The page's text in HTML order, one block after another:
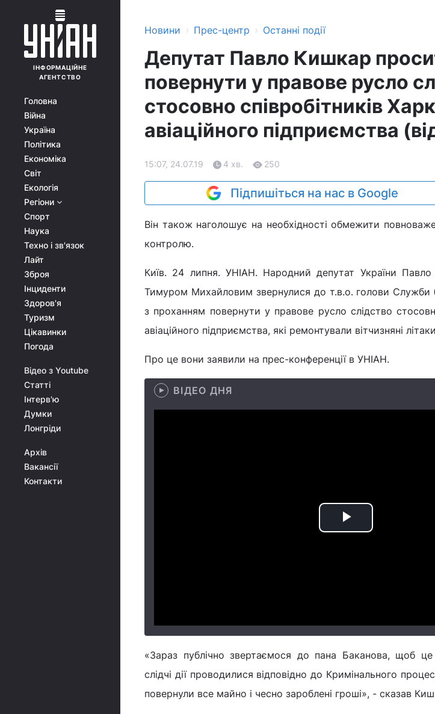
ІНФОРМАЦІЙНЕ
АГЕНТСТВО
Головна
Війна
Україна
Політика
Економіка
Світ
Екологія
Регіони
Спорт
Наука
Техно і зв'язок
Лайт
Зброя
Інциденти
Здоров'я
Туризм
Цікавинки
Погода
Відео з Youtube
Статті
Інтерв'ю
Думки
Лонгріди
Архів
Вакансії
Контакти
Новини › Прес-центр › Останні події
Депутат Павло Кишкар
повернути у правове русло
стосовно співробітників
авіаційного підприємства
15:07, 24.07.19 4 хв. 250
Підпишіться на нас в Google
Він також наголошує на необхідності обмежити
контролю.
Київ. 24 липня. УНІАН. Народний депутат України
Тимуром Михайловим звернулися до т.в.о. голови Служби
з проханням повернути у правове русло слідство
авіаційного підприємства, які ремонтували вітчизняні
Про це вони заявили на прес-конференції в УНІАН.
ВІДЕО ДНЯ
Play
«Зараз публічно звертаємося до пана Баканова, щоб це
слідчі дії проводилися відповідно до Кримінального
повернули все майно і чесно зароблені гроші», - сказав